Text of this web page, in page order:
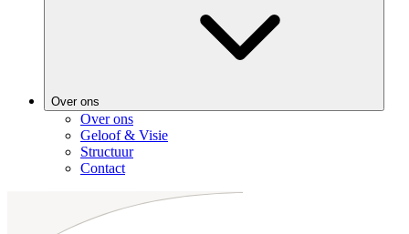
Over ons
Over ons
Geloof & Visie
Structuur
Contact